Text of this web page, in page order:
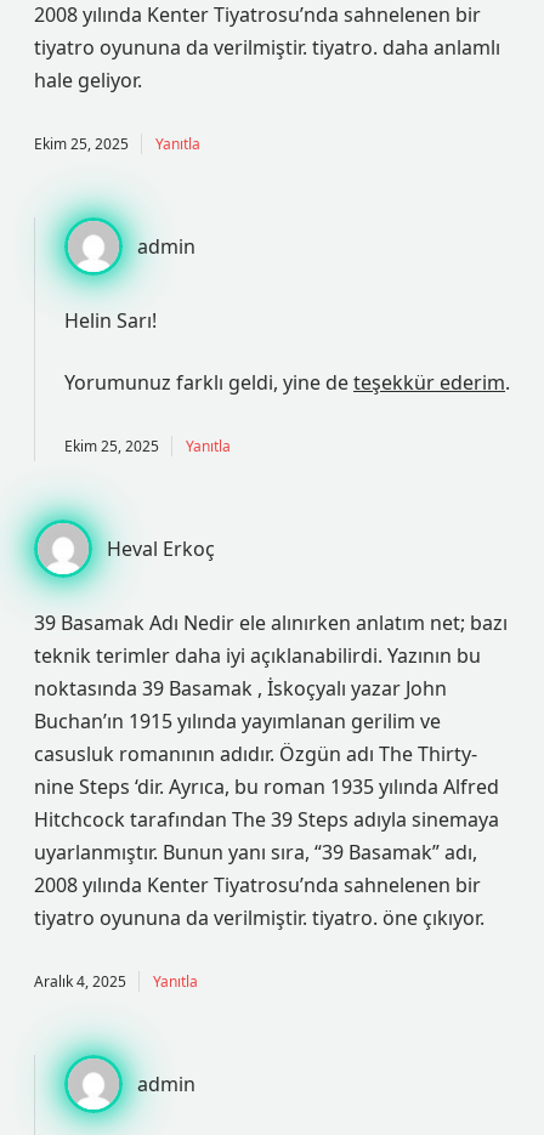
2008 yılında Kenter Tiyatrosu’nda sahnelenen bir
tiyatro oyununa da verilmiştir. tiyatro. daha anlamlı
hale geliyor.
Ekim 25, 2025 Yanıtla
admin
Helin Sarı!
Yorumunuz farklı geldi, yine deteşekkür ederim.
Ekim 25, 2025 Yanıtla
Heval Erkoç
39 Basamak Adı Nedir ele alınırken anlatım net; bazı
teknik terimler daha iyi açıklanabilirdi. Yazının bu
noktasında 39 Basamak , İskoçyalı yazar John
Buchan’ın 1915 yılında yayımlanan gerilim ve
casusluk romanının adıdır. Özgün adı The Thirty-
nine Steps ‘dir. Ayrıca, bu roman 1935 yılında Alfred
Hitchcock tarafından The 39 Steps adıyla sinemaya
uyarlanmıştır. Bunun yanı sıra, “39 Basamak” adı,
2008 yılında Kenter Tiyatrosu’nda sahnelenen bir
tiyatro oyununa da verilmiştir. tiyatro. öne çıkıyor.
Aralık 4, 2025 Yanıtla
admin